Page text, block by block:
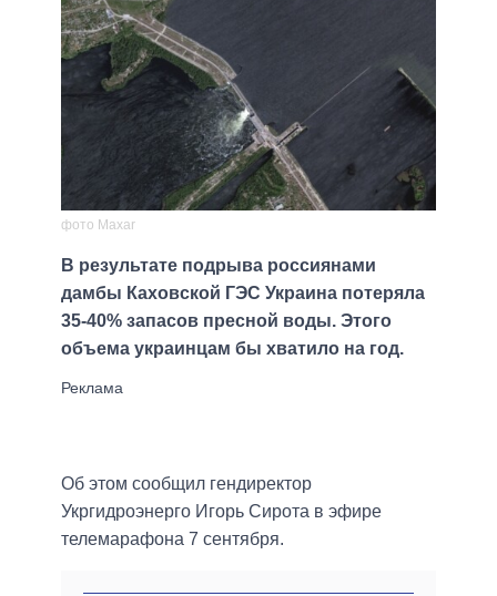
фото Maxar
В результате подрыва россиянами
дамбы Каховской ГЭС Украина потеряла
35-40% запасов пресной воды. Этого
объема украинцам бы хватило на год.
Об этом сообщил гендиректор
Укргидроэнерго Игорь Сирота в эфире
телемарафона 7 сентября.